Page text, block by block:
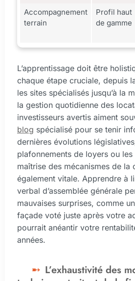
Accompagnement
terrain
Profil haut
de gamme
L’apprentissage doit être
chaque étape cruciale, depuis
les sites spécialisés jusqu’à la
la gestion quotidienne des
investisseurs avertis aiment
blog spécialisé pour se tenir
dernières évolutions
plafonnements de loyers ou
maîtrise des mécanismes de la
également vitale. Apprendre à
verbal d’assemblée générale
mauvaises surprises, comme
façade voté juste après votre
pourrait anéantir votre
années.
L’exhaustivité des